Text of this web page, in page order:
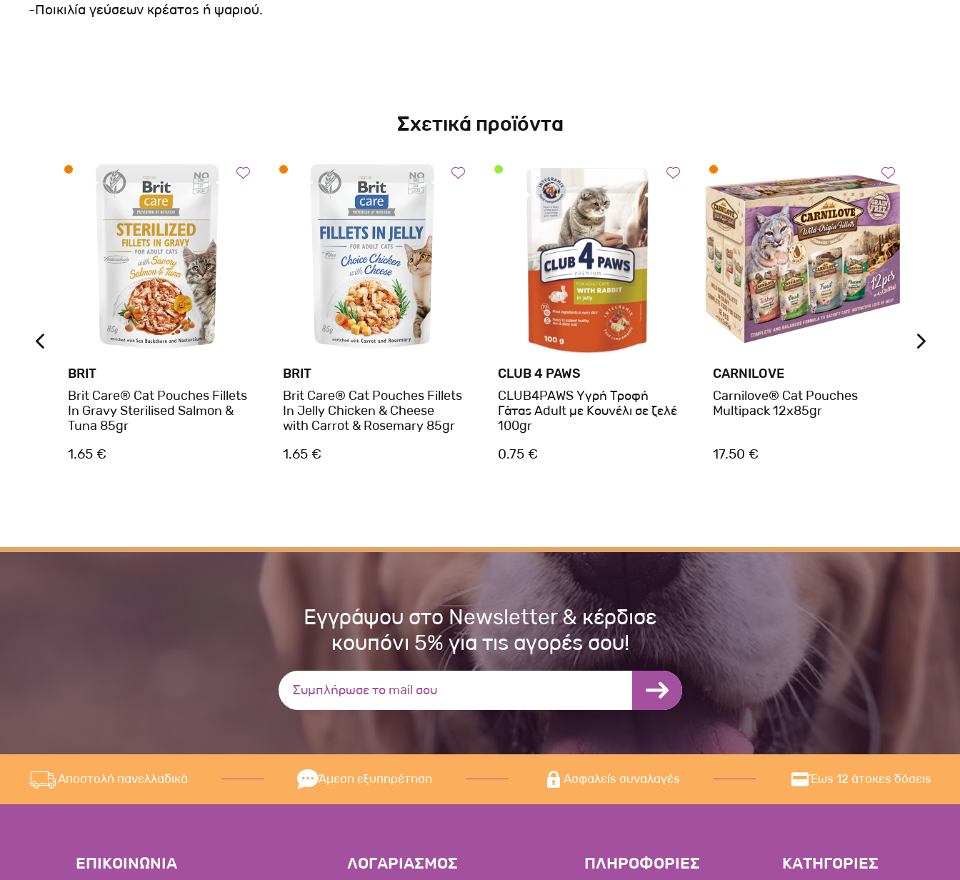
-Ποικιλία γεύσεων κρέατος ή ψαριού.
Σχετικά προϊόντα
BRIT
Brit Care® Cat Pouches Fillets
In Gravy Sterilised Salmon &
Tuna 85gr
1.65 €
BRIT
Brit Care® Cat Pouches Fillets
In Jelly Chicken & Cheese
with Carrot & Rosemary 85gr
1.65 €
CLUB 4 PAWS
CLUB4PAWS Υγρή Τροφή
Γάτας Adult με Κουνέλι σε ζελέ
100gr
0.75 €
CARNILOVE
Carnilove® Cat Pouches
Multipack 12x85gr
17.50 €
Εγγράψου στο Newsletter & κέρδισε
κουπόνι 5% για τις αγορές σου!
Αποστολή πανελλαδικά Άμεση εξυπηρέτηση Ασφαλείς συναλαγές Έως 12 άτοκες δόσεις
ΕΠΙΚΟΙΝΩΝΙΑ ΛΟΓΑΡΙΑΣΜΟΣ ΠΛΗΡΟΦΟΡΙΕΣ ΚΑΤΗΓΟΡΙΕΣ